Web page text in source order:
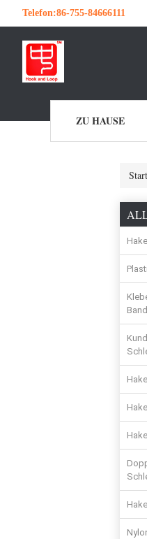
Telefon:86-755-84666111
ZU HAUSE
Band